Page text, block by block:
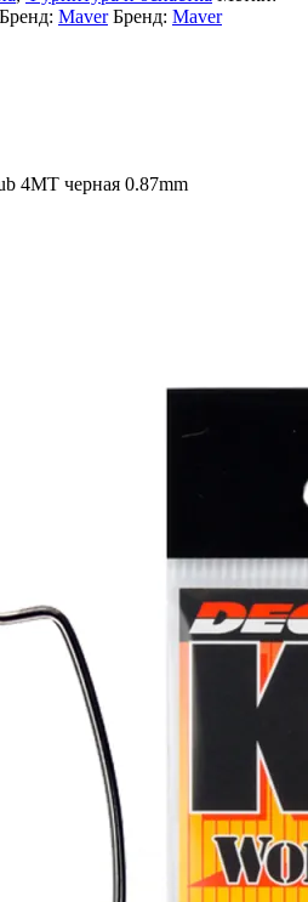
Бренд: Maver Бренд: Maver
4MT черная 0.87mm